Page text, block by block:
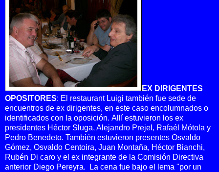
EX DIRIGENTES
OPOSITORES: El restaurant Luigi también fue sede de
encuentros de ex dirigentes, en este caso encolumnados o
identificados con la oposición. Allí estuvieron los ex
presidentes Héctor Sluga, Alejandro Prejel, Rafaél Mótola y
Pedro Benedeto. También estuvieron presentes Osvaldo
Gómez, Osvaldo Centoira, Juan Montaña, Héctor Bianchi,
Rubén Di caro y el ex integrante de la Comisión Directiva
anterior Diego Pereyra.
La cena fue bajo el lema "por un